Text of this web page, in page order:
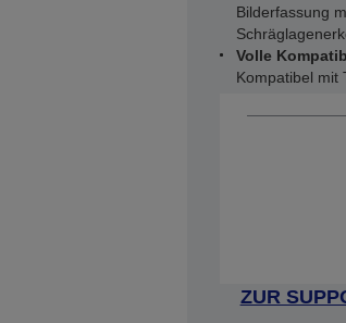
Bilderfassung
Volle
Kompatibel mit
ZUR